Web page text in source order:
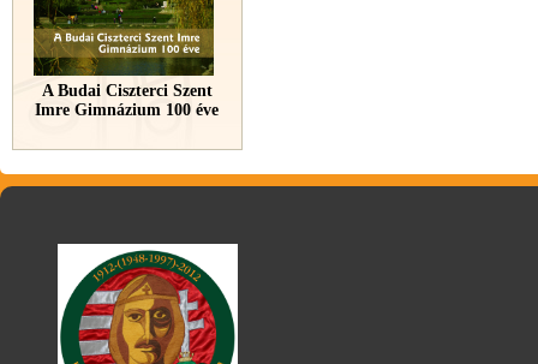
A Budai Ciszterci Szent
Imre Gimnázium 100 éve